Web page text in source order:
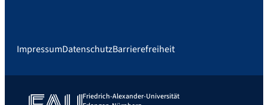
ImpressumDatenschutzBarrierefreiheit
Friedrich-Alexander-Universität